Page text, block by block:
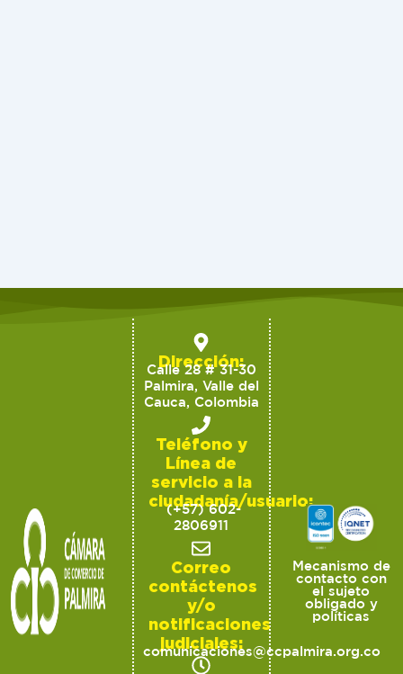
Dirección:
Calle 28 # 31-30
Palmira, Valle del
Cauca, Colombia
Teléfono y
Línea de
servicio a la
ciudadanía/usuario:
(+57) 602-
2806911
Correo
contáctenos
y/o
notificaciones
judiciales:
comunicaciones@ccpalmira.org.co
Mecanismo de
contacto con
el sujeto
obligado y
políticas